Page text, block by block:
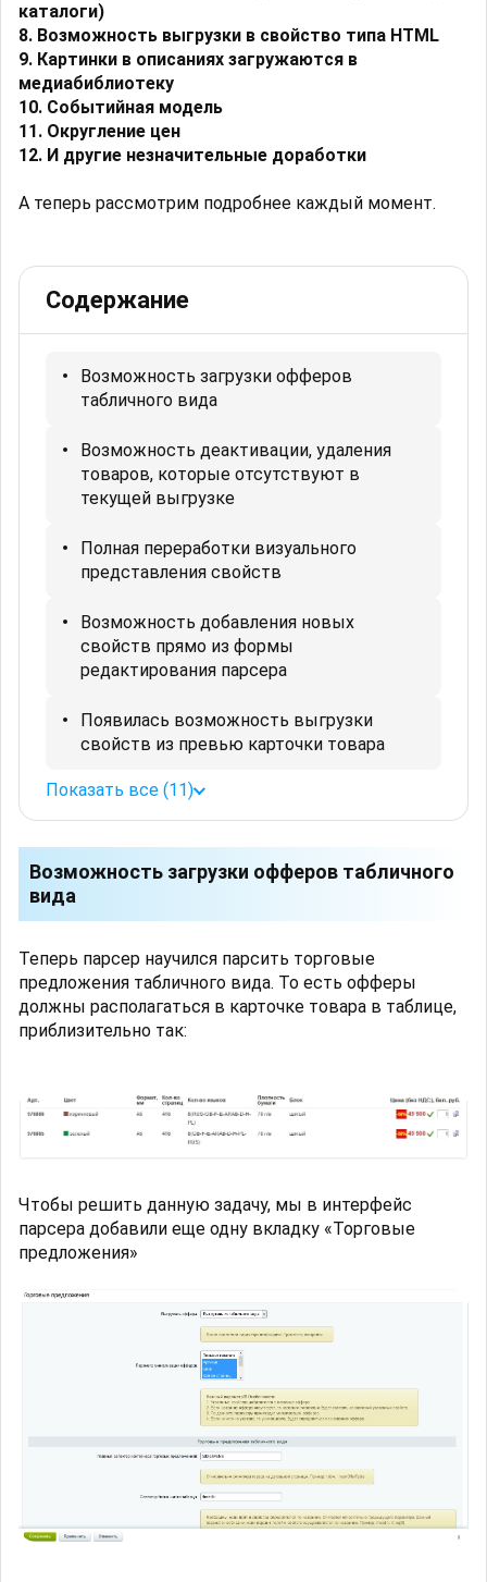
каталоги)
8. Возможность выгрузки в свойство типа HTML
9. Картинки в описаниях загружаются в
медиабиблиотеку
10. Событийная модель
11. Округление цен
12. И другие незначительные доработки
А теперь рассмотрим подробнее каждый момент.
Содержание
Возможность загрузки офферов
табличного вида
Возможность деактивации, удаления
товаров, которые отсутствуют в
текущей выгрузке
Полная переработки визуального
представления свойств
Возможность добавления новых
свойств прямо из формы
редактирования парсера
Появилась возможность выгрузки
свойств из превью карточки товара
Показать все (11)
Возможность загрузки офферов табличного
вида
Теперь парсер научился парсить торговые
предложения табличного вида. То есть офферы
должны располагаться в карточке товара в таблице,
приблизительно так:
Чтобы решить данную задачу, мы в интерфейс
парсера добавили еще одну вкладку «Торговые
предложения»